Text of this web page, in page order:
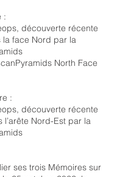
:
découverte récente
la face Nord par la
North Face
:
découverte récente
l’arête Nord-Est par la
ses trois Mémoires sur